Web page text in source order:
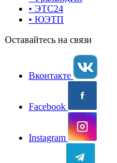
• ЭТС24
• ЮЭТП
Оставайтесь на связи
Вконтакте
Facebook
Instagram